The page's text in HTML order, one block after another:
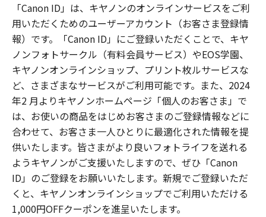
「Canon ID」は、キヤノンのオンラインサービスをご利
用いただくためのユーザーアカウント（お客さま登録情
報）です。「Canon ID」にご登録いただくことで、キヤ
ノンフォトサークル（有料会員サービス）やEOS学園、
キヤノンオンラインショップ、プリント枚ルサービスな
ど、さまざまなサービスがご利用可能です。また、2024
年2 月よりキヤノンホームページ「個人のお客さま」で
は、お使いの商品をはじめお客さまのご登録情報などに
合わせて、お客さま一人ひとりに最適化された情報を提
供いたします。皆さまがより良いフォトライフを送れる
ようキヤノンがご支援いたしますので、ぜひ「Canon
ID」のご登録をお願いいたします。新規でご登録いただ
くと、キヤノンオンラインショップでご利用いただける
1,000円OFFクーポンを進呈いたします。